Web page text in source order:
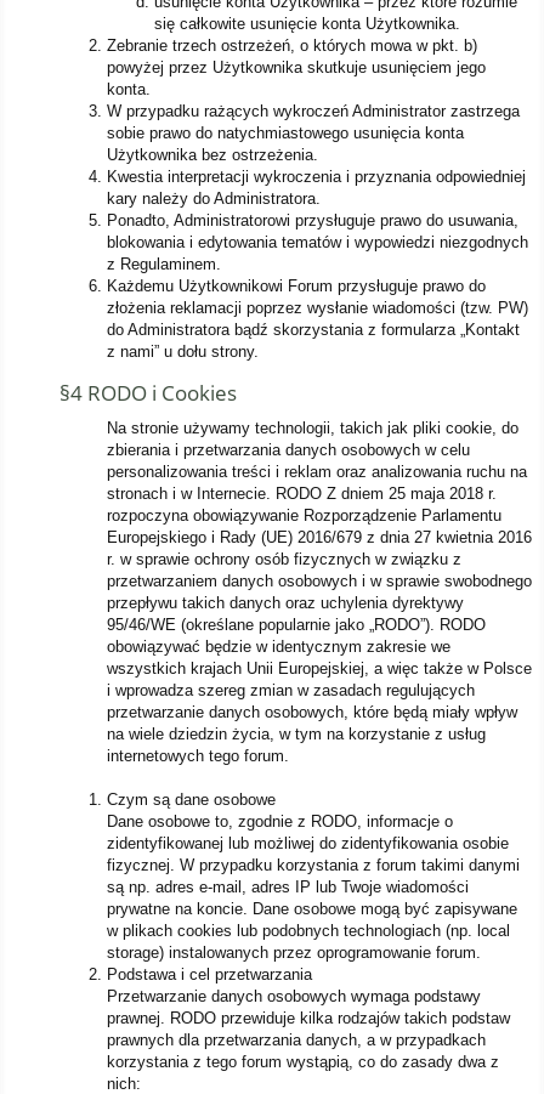
się całkowite usunięcie konta Użytkownika.
Zebranie trzech ostrzeżeń, o których mowa w pkt. b)
powyżej przez Użytkownika skutkuje usunięciem jego
konta.
W przypadku rażących wykroczeń Administrator zastrzega
sobie prawo do natychmiastowego usunięcia konta
Użytkownika bez ostrzeżenia.
Kwestia interpretacji wykroczenia i przyznania odpowiedniej
kary należy do Administratora.
Ponadto, Administratorowi przysługuje prawo do usuwania,
blokowania i edytowania tematów i wypowiedzi niezgodnych
z Regulaminem.
Każdemu Użytkownikowi Forum przysługuje prawo do
złożenia reklamacji poprzez wysłanie wiadomości (tzw. PW)
do Administratora bądź skorzystania z formularza „Kontakt
z nami” u dołu strony.
§4 RODO i Cookies
Na stronie używamy technologii, takich jak pliki cookie, do
zbierania i przetwarzania danych osobowych w celu
personalizowania treści i reklam oraz analizowania ruchu na
stronach i w Internecie. RODO Z dniem 25 maja 2018 r.
rozpoczyna obowiązywanie Rozporządzenie Parlamentu
Europejskiego i Rady (UE) 2016/679 z dnia 27 kwietnia 2016
r. w sprawie ochrony osób fizycznych w związku z
przetwarzaniem danych osobowych i w sprawie swobodnego
przepływu takich danych oraz uchylenia dyrektywy
95/46/WE (określane popularnie jako „RODO”). RODO
obowiązywać będzie w identycznym zakresie we
wszystkich krajach Unii Europejskiej, a więc także w Polsce
i wprowadza szereg zmian w zasadach regulujących
przetwarzanie danych osobowych, które będą miały wpływ
na wiele dziedzin życia, w tym na korzystanie z usług
internetowych tego forum.
Czym są dane osobowe
Dane osobowe to, zgodnie z RODO, informacje o
zidentyfikowanej lub możliwej do zidentyfikowania osobie
fizycznej. W przypadku korzystania z forum takimi danymi
są np. adres e-mail, adres IP lub Twoje wiadomości
prywatne na koncie. Dane osobowe mogą być zapisywane
w plikach cookies lub podobnych technologiach (np. local
storage) instalowanych przez oprogramowanie forum.
Podstawa i cel przetwarzania
Przetwarzanie danych osobowych wymaga podstawy
prawnej. RODO przewiduje kilka rodzajów takich podstaw
prawnych dla przetwarzania danych, a w przypadkach
korzystania z tego forum wystąpią, co do zasady dwa z
nich: